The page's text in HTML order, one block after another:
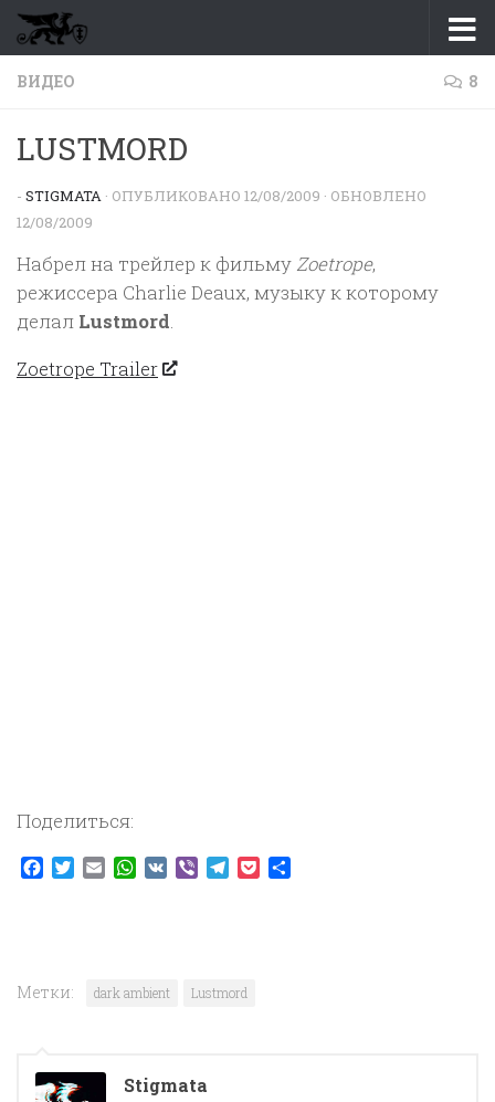
Перейти к содержимому
ВИДЕО 8
LUSTMORD
- STIGMATA · ОПУБЛИКОВАНО 12/08/2009 · ОБНОВЛЕНО
12/08/2009
Набрел на трейлер к фильму Zoetrope,
режиссера Charlie Deaux, музыку к которому
делал Lustmord.
Zoetrope Trailer
Поделиться:
Facebook
TwitterEmailWhatsApp
VK ViberTelegram
Pocket
Метки: dark ambient Lustmord
Stigmata